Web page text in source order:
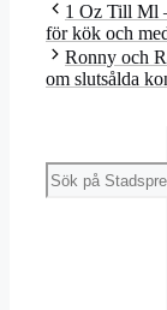
1 Oz Till Ml
för kök och
Ronny och
om slutsålda
Sök